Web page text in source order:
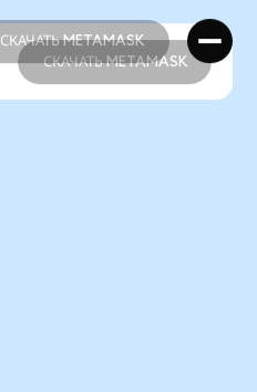
СКАЧАТЬ METAMASK
СКАЧАТЬ METAMASK
СКАЧАТЬ METAMASK